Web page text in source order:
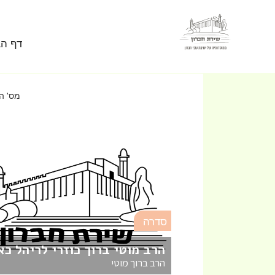
דף
מס'
סדרה
הרב מוטי ברוך כוזרי לריהל
הרב ברוך מוטי